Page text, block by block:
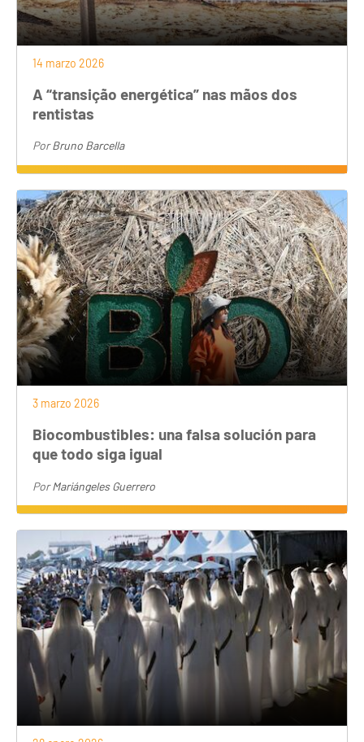
14 marzo 2026
A “transição energética” nas mãos dos
rentistas
PorBruno Barcella
3 marzo 2026
Biocombustibles: una falsa solución para
que todo siga igual
PorMariángeles Guerrero